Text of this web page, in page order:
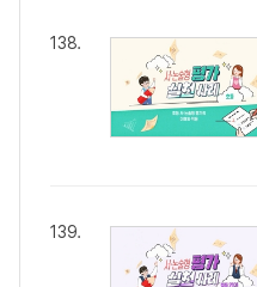
138.
139.